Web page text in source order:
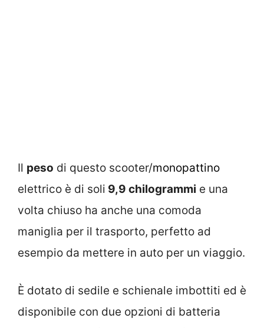
Il peso di questo scooter/monopattino
elettrico è di soli 9,9 chilogrammi e una
volta chiuso ha anche una comoda
maniglia per il trasporto, perfetto ad
esempio da mettere in auto per un viaggio.
È dotato di sedile e schienale imbottiti ed è
disponibile con due opzioni di batteria